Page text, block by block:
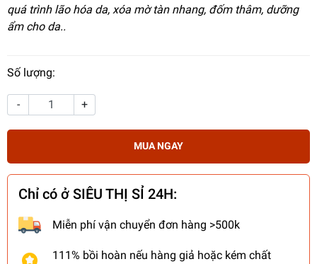
quá trình lão hóa da, xóa mờ tàn nhang, đốm thâm, dưỡng
ẩm cho da..
Số lượng:
- +
MUA NGAY
Chỉ có ở SIÊU THỊ SỈ 24H:
Miễn phí vận chuyển đơn hàng >500k
111% bồi hoàn nếu hàng giả hoặc kém chất